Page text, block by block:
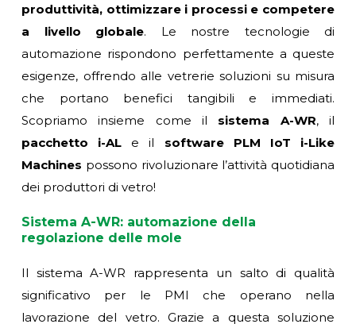
produttività, ottimizzare i processi e competere
a livello globale. Le nostre tecnologie di
automazione rispondono perfettamente a queste
esigenze, offrendo alle vetrerie soluzioni su misura
che portano benefici tangibili e immediati.
Scopriamo insieme come il sistema A-WR, il
pacchetto i-AL e il software PLM IoT i-Like
Machines possono rivoluzionare l’attività quotidiana
dei produttori di vetro!
Sistema A-WR: automazione della
regolazione delle mole
Il sistema A-WR rappresenta un salto di qualità
significativo per le PMI che operano nella
lavorazione del vetro. Grazie a questa soluzione